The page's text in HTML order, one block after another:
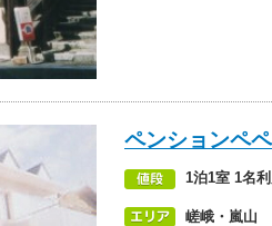
ペンションペ
1泊1室 1名
嵯峨・嵐山